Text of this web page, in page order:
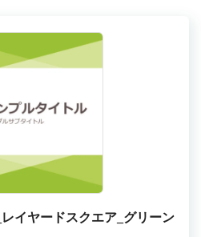
イヤードスクエア_グリーン